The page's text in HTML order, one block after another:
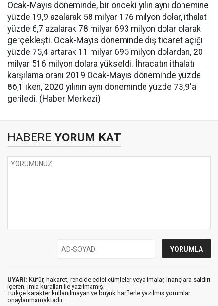
Ocak-Mayıs döneminde, bir önceki yılın aynı dönemine
yüzde 19,9 azalarak 58 milyar 176 milyon dolar, ithalat
yüzde 6,7 azalarak 78 milyar 693 milyon dolar olarak
gerçekleşti. Ocak-Mayıs döneminde dış ticaret açığı
yüzde 75,4 artarak 11 milyar 695 milyon dolardan, 20
milyar 516 milyon dolara yükseldi. İhracatın ithalatı
karşılama oranı 2019 Ocak-Mayıs döneminde yüzde
86,1 iken, 2020 yılının aynı döneminde yüzde 73,9'a
geriledi. (Haber Merkezi)
HABERE YORUM KAT
UYARI: Küfür, hakaret, rencide edici cümleler veya imalar, inançlara saldırı
içeren, imla kuralları ile yazılmamış,
Türkçe karakter kullanılmayan ve büyük harflerle yazılmış yorumlar
onaylanmamaktadır.